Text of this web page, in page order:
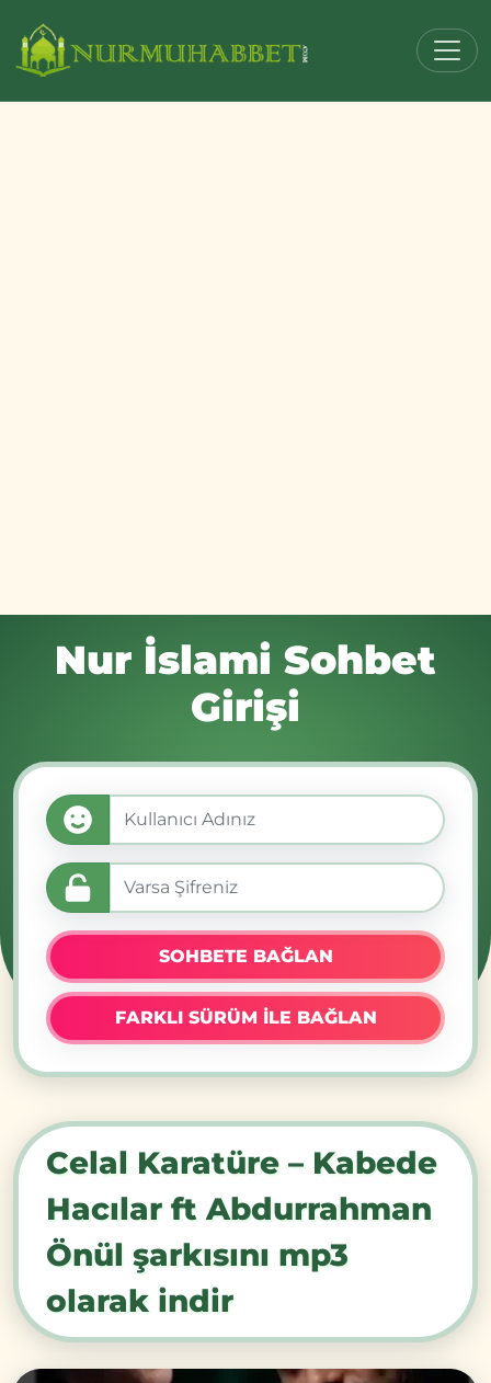
Nur İslami Sohbet
Girişi
SOHBETE BAĞLAN
FARKLI SÜRÜM İLE BAĞLAN
Celal Karatüre – Kabede
Hacılar ft Abdurrahman
Önül şarkısını mp3
olarak indir